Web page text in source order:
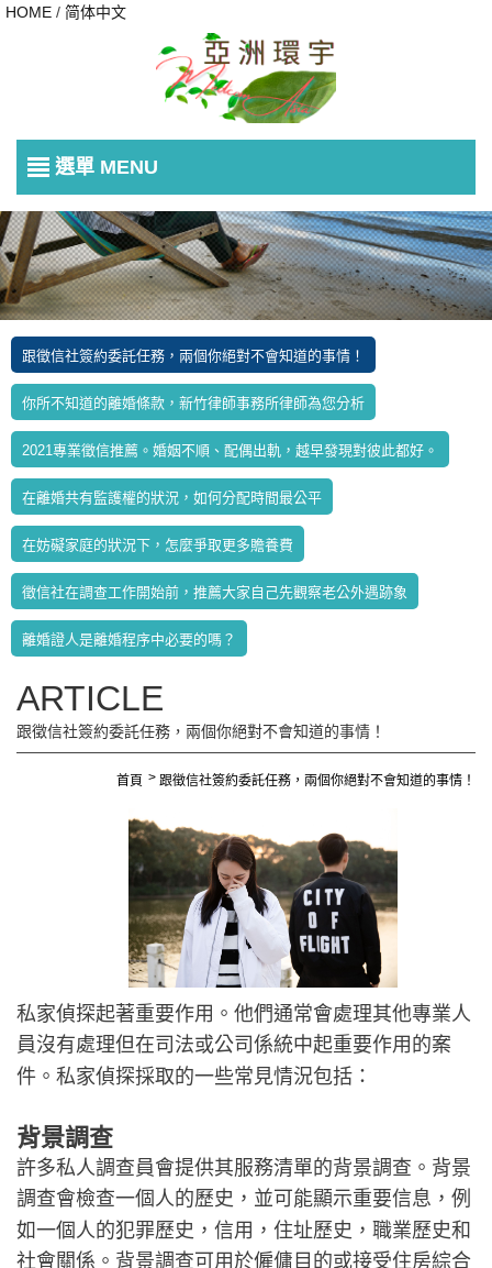
HOME / 简体中文
選單 MENU
跟徵信社簽約委託任務，兩個你絕對不會知道的事情！
你所不知道的離婚條款，新竹律師事務所律師為您分析
2021專業徵信推薦。婚姻不順、配偶出軌，越早發現對彼此都好。
在離婚共有監護權的狀況，如何分配時間最公平
在妨礙家庭的狀況下，怎麼爭取更多贍養費
徵信社在調查工作開始前，推薦大家自己先觀察老公外遇跡象
離婚證人是離婚程序中必要的嗎？
ARTICLE
跟徵信社簽約委託任務，兩個你絕對不會知道的事情！
首頁 跟徵信社簽約委託任務，兩個你絕對不會知道的事情！
私家偵探起著重要作用。他們通常會處理其他專業人
員沒有處理但在司法或公司係統中起重要作用的案
件。私家偵探採取的一些常見情況包括：
背景調查
許多私人調查員會提供其服務清單的背景調查。背景
調查會檢查一個人的歷史，並可能顯示重要信息，例
如一個人的犯罪歷史，信用，住址歷史，職業歷史和
社會關係。背景調查可用於僱傭目的或接受住房綜合